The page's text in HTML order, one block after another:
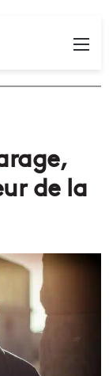
de la